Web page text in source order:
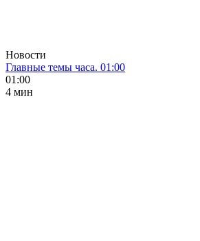
Новости
Главные темы часа. 01:00
01:00
4 мин